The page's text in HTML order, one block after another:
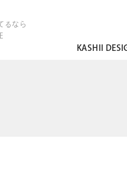
るなら
KASHII